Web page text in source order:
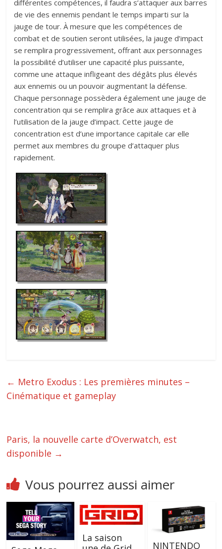
différentes compétences, il faudra s’attaquer aux barres
de vie des ennemis pendant le temps imparti sur la
jauge de tour. À mesure que les compétences de
combat et de soutien seront utilisées, la jauge d’impact
se remplira progressivement, offrant aux personnages
la possibilité d’utiliser une capacité plus puissante,
comme une attaque infligeant des dégâts plus élevés
aux ennemis ou un pouvoir augmentant la défense.
Chaque personnage possèdera également une jauge de
concentration qui se remplira grâce aux attaques et à
l’utilisation de la jauge d’impact. Cette jauge de
concentration est d’une importance capitale car elle
permet aux membres du groupe d’attaquer plus
rapidement.
← Metro Exodus : Les premières minutes –
Cinématique et gameplay
Paris, la nouvelle carte d’Overwatch, est
disponible →
Vous pourrez aussi aimer
La saison
NINTENDO